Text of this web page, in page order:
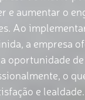
e aumentar o
Ao
a empresa
oportunidade de
o
e lealdade.